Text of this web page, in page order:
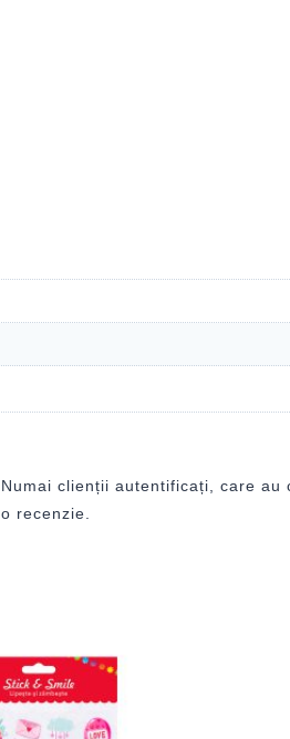
Numai clienții autentificați, care au
o recenzie.